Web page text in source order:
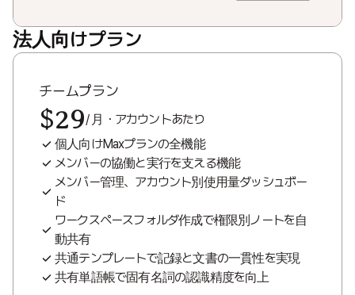
法人向けプラン
チームプラン
$29/ 月・アカウントあたり
個人向けMaxプランの全機能
メンバーの協働と実行を支える機能
メンバー管理、アカウント別使用量ダッシュボー
ド
ワークスペースフォルダ作成で権限別ノートを自
動共有
共通テンプレートで記録と文書の一貫性を実現
共有単語帳で固有名詞の認識精度を向上